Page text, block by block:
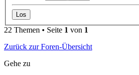
22 Themen • Seite 1 von 1
Zurück zur Foren-Übersicht
Gehe zu